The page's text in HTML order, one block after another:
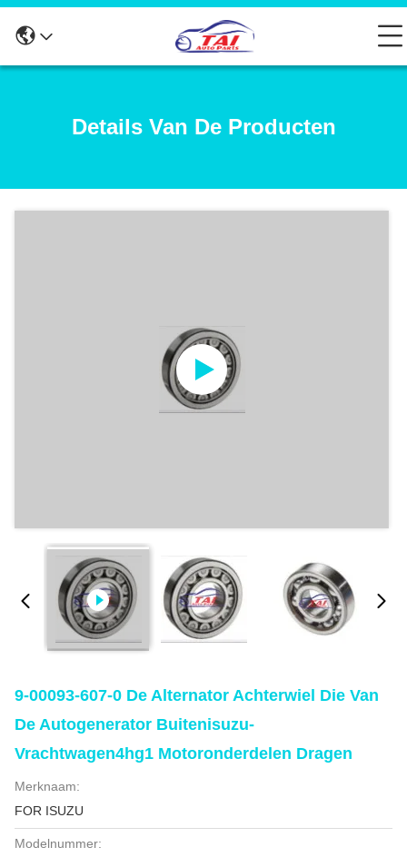
Details Van De Producten
9-00093-607-0 De Alternator Achterwiel Die Van
De Autogenerator Buitenisuzu-
Vrachtwagen4hg1 Motoronderdelen Dragen
Merknaam:
FOR ISUZU
Modelnummer: